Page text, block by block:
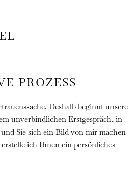
PROZESS
Deshalb beginnt unsere
unverbindlichen Erstgespräch, in
Sie sich ein Bild von mir machen
ich Ihnen ein persönliches